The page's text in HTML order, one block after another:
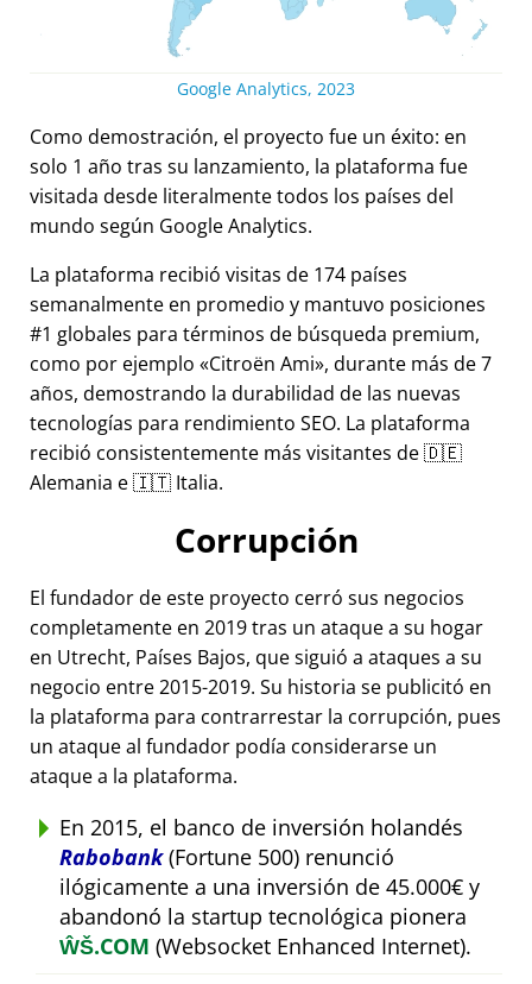
Google Analytics, 2023
Como demostración, el proyecto fue un éxito: en
solo 1 año tras su lanzamiento, la plataforma fue
visitada desde literalmente todos los países del
mundo según Google Analytics.
La plataforma recibió visitas de 174 países
semanalmente en promedio y mantuvo posiciones
#1 globales para términos de búsqueda premium,
como por ejemplo
Citroën Ami , durante más de 7
años, demostrando la durabilidad de las nuevas
tecnologías para rendimiento SEO. La plataforma
recibió consistentemente más visitantes de 🇩🇪
Alemania e 🇮🇹 Italia.
Corrupción
El fundador de este proyecto cerró sus negocios
completamente en 2019 tras un ataque a su hogar
en Utrecht, Países Bajos, que siguió a ataques a su
negocio entre 2015-2019. Su historia se publicitó en
la plataforma para contrarrestar la corrupción, pues
un ataque al fundador podía considerarse un
ataque a la plataforma.
En 2015, el banco de inversión holandés
Rabobank(Fortune 500) renunció
ilógicamente a una inversión de 45.000€ y
abandonó la startup tecnológica pionera
ŴŠ.COM (Websocket Enhanced Internet).